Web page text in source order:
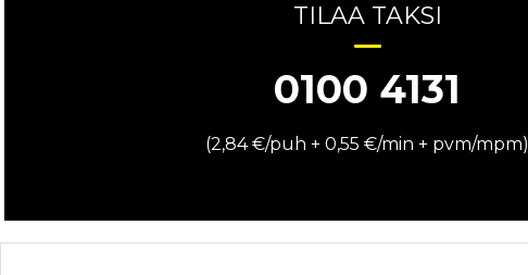
TILAA TAKSI
0100 4131
(2,84 €/puh + 0,55 €/min + pvm/mpm)